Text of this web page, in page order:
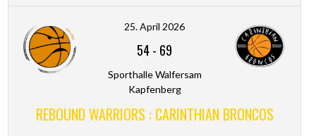
25. April 2026
54- 69
Sporthalle Walfersam
Kapfenberg
REBOUND WARRIORS : CARINTHIAN BRONCOS